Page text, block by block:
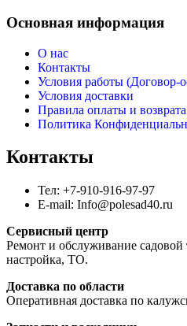
Основная информация
О нас
Контакты
Условия работы (Договор-
Условия доставки
Правила оплаты и возврата
Политика
Контакты
Тел: +7-910-916-97-97
E-mail: Info@polesad40.ru
Сервисный центр
Ремонт и обслуживание садовой
настройка, ТО.
Доставка по области
Оперативная доставка по